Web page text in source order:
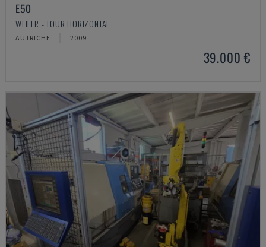
E50
WEILER - TOUR HORIZONTAL
AUTRICHE 2009
39.000 €